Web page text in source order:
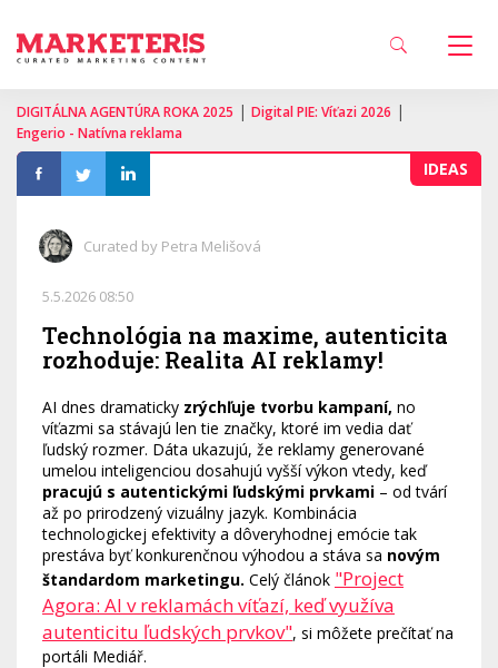
DIGITÁLNA AGENTÚRA ROKA 2025 | Digital PIE: Víťazi 2026 |
Engerio - Natívna reklama
IDEAS
Curated by Petra Melišová
5.5.2026 08:50
Technológia na maxime, autenticita
rozhoduje: Realita AI reklamy!
AI dnes dramaticky zrýchľuje tvorbu kampaní, no
víťazmi sa stávajú len tie značky, ktoré im vedia dať
ľudský rozmer. Dáta ukazujú, že reklamy generované
umelou inteligenciou dosahujú vyšší výkon vtedy, keď
pracujú s autentickými ľudskými prvkami – od tvárí
až po prirodzený vizuálny jazyk. Kombinácia
technologickej efektivity a dôveryhodnej emócie tak
prestáva byť konkurenčnou výhodou a stáva sa novým
štandardom marketingu. Celý článok "Project
Agora: AI v reklamách víťazí, keď využíva
autenticitu ľudských prvkov", si môžete prečítať na
portáli Mediář.